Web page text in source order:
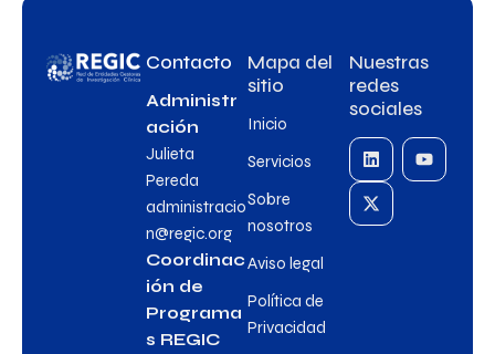
Contacto
Administr
ación
Julieta
Pereda
administracio
n@regic.org
Coordinac
ión de
Programa
s REGIC
Mapa del
sitio
Inicio
Servicios
Sobre
nosotros
Aviso legal
Política de
Privacidad
Nuestras
redes
sociales